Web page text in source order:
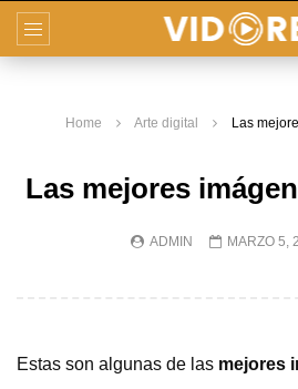
Home Arte digital Las
Las mejores
ADMIN MARZO 5,
Estas son algunas de las mejores